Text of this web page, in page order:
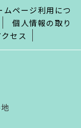
ムページ利用につ
個人情報の取り
セス